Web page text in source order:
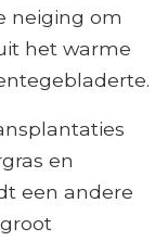
neiging om
het warme
en
een andere